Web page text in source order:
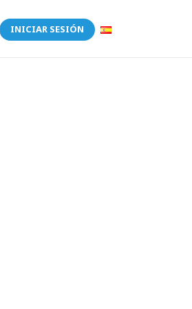
INICIAR SESIÓN